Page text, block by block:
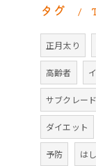
タグ
正月太り
高齢者
サブクレード
ダイエット
予防 は